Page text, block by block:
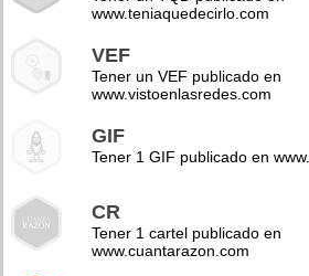
www.teniaquedecirlo.com
VEF
Tener un VEF publicado en
www.vistoenlasredes.com
GIF
Tener 1 GIF publicado en
CR
Tener 1 cartel publicado en
www.cuantarazon.com